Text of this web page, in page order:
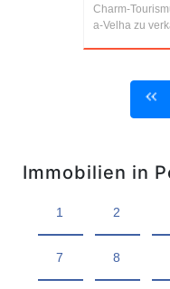
Charm-
a-Velha zu
Immobilien in
1 2
7 8